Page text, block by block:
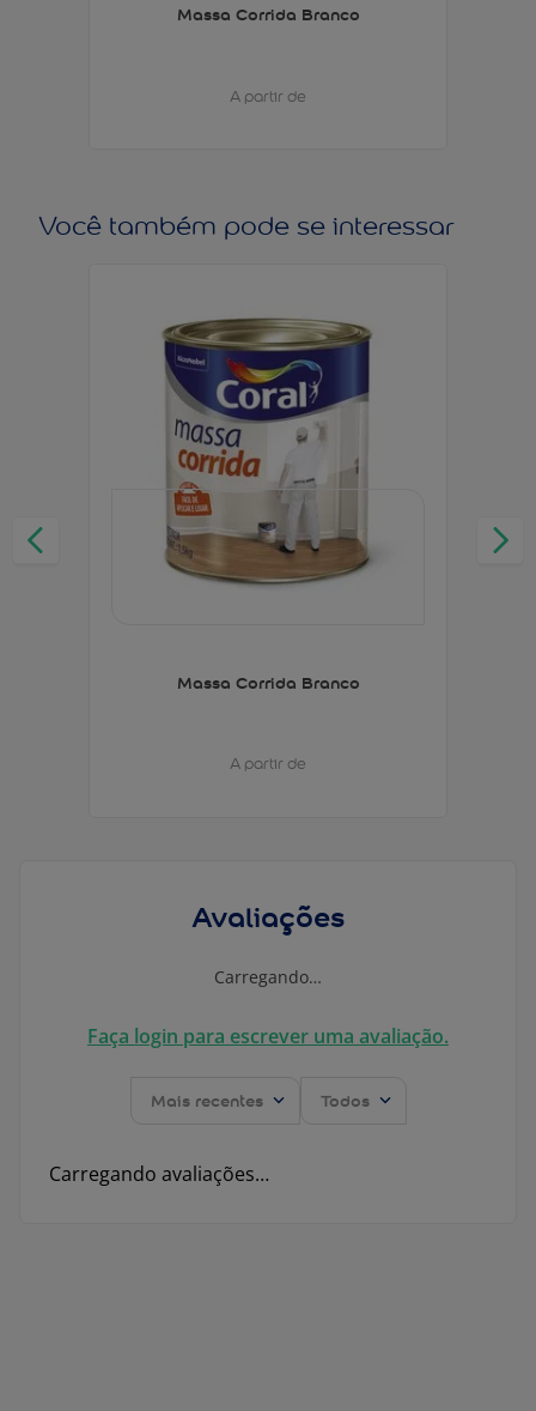
Massa Corrida Branco
A partir de
Você também pode se interessar
Massa Corrida Branco
A partir de
Avaliações
Carregando…
Faça login para escrever uma avaliação.
Mais recentes Todos
Carregando avaliações…